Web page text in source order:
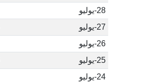
28-يوليو
27-يوليو
26-يوليو
25-يوليو
24-يوليو